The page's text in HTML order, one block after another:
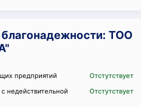
ТОО
предприятий
Отстутствует
недействительной
Отстутствует